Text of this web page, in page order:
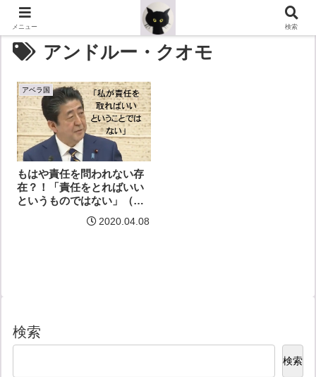
アンドルー・クオモ
アベラ国
もはや責任を問われない存
在？！「責任をとればいい
というものではない」（安
2020.04.08
検索
検索
メニュー 検索